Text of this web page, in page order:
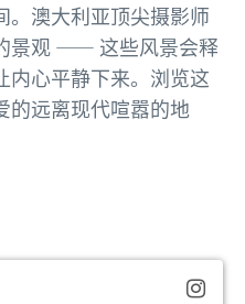
。澳大利亚顶尖摄影师
景观 —— 这些风景会释
内心平静下来。浏览这
的远离现代喧嚣的地